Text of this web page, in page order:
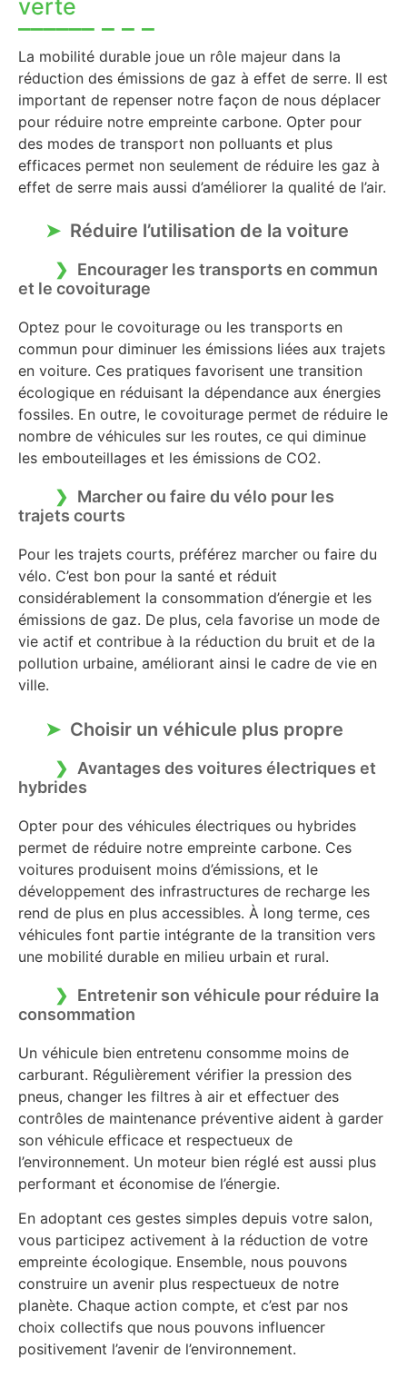
verte
La mobilité durable joue un rôle majeur dans la
réduction des émissions de gaz à effet de serre. Il est
important de repenser notre façon de nous déplacer
pour réduire notre empreinte carbone. Opter pour
des modes de transport non polluants et plus
efficaces permet non seulement de réduire les gaz à
effet de serre mais aussi d’améliorer la qualité de l’air.
Réduire l’utilisation de la voiture
Encourager les transports en commun
et le covoiturage
Optez pour le covoiturage ou les transports en
commun pour diminuer les émissions liées aux trajets
en voiture. Ces pratiques favorisent une transition
écologique en réduisant la dépendance aux énergies
fossiles. En outre, le covoiturage permet de réduire le
nombre de véhicules sur les routes, ce qui diminue
les embouteillages et les émissions de CO2.
Marcher ou faire du vélo pour les
trajets courts
Pour les trajets courts, préférez marcher ou faire du
vélo. C’est bon pour la santé et réduit
considérablement la consommation d’énergie et les
émissions de gaz. De plus, cela favorise un mode de
vie actif et contribue à la réduction du bruit et de la
pollution urbaine, améliorant ainsi le cadre de vie en
ville.
Choisir un véhicule plus propre
Avantages des voitures électriques et
hybrides
Opter pour des véhicules électriques ou hybrides
permet de réduire notre empreinte carbone. Ces
voitures produisent moins d’émissions, et le
développement des infrastructures de recharge les
rend de plus en plus accessibles. À long terme, ces
véhicules font partie intégrante de la transition vers
une mobilité durable en milieu urbain et rural.
Entretenir son véhicule pour réduire la
consommation
Un véhicule bien entretenu consomme moins de
carburant. Régulièrement vérifier la pression des
pneus, changer les filtres à air et effectuer des
contrôles de maintenance préventive aident à garder
son véhicule efficace et respectueux de
l’environnement. Un moteur bien réglé est aussi plus
performant et économise de l’énergie.
En adoptant ces gestes simples depuis votre salon,
vous participez activement à la réduction de votre
empreinte écologique. Ensemble, nous pouvons
construire un avenir plus respectueux de notre
planète. Chaque action compte, et c’est par nos
choix collectifs que nous pouvons influencer
positivement l’avenir de l’environnement.